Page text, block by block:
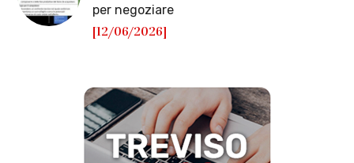
per negoziare
[12/06/2026]